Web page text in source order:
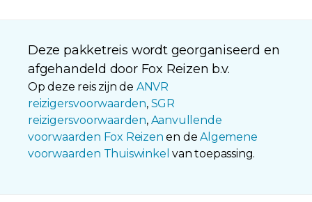
Deze pakketreis wordt georganiseerd en
afgehandeld door Fox Reizen b.v.
Op deze reis zijn de ANVR
reizigersvoorwaarden, SGR
reizigersvoorwaarden, Aanvullende
voorwaarden Fox Reizen en deAlgemene
voorwaarden Thuiswinkel van toepassing.